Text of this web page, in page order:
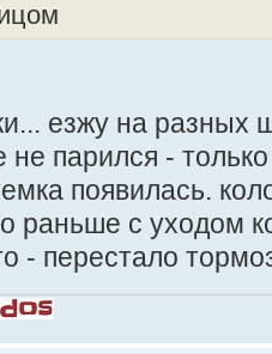
езжу на разных
парился -
появилась.
раньше с уходом
- перестало